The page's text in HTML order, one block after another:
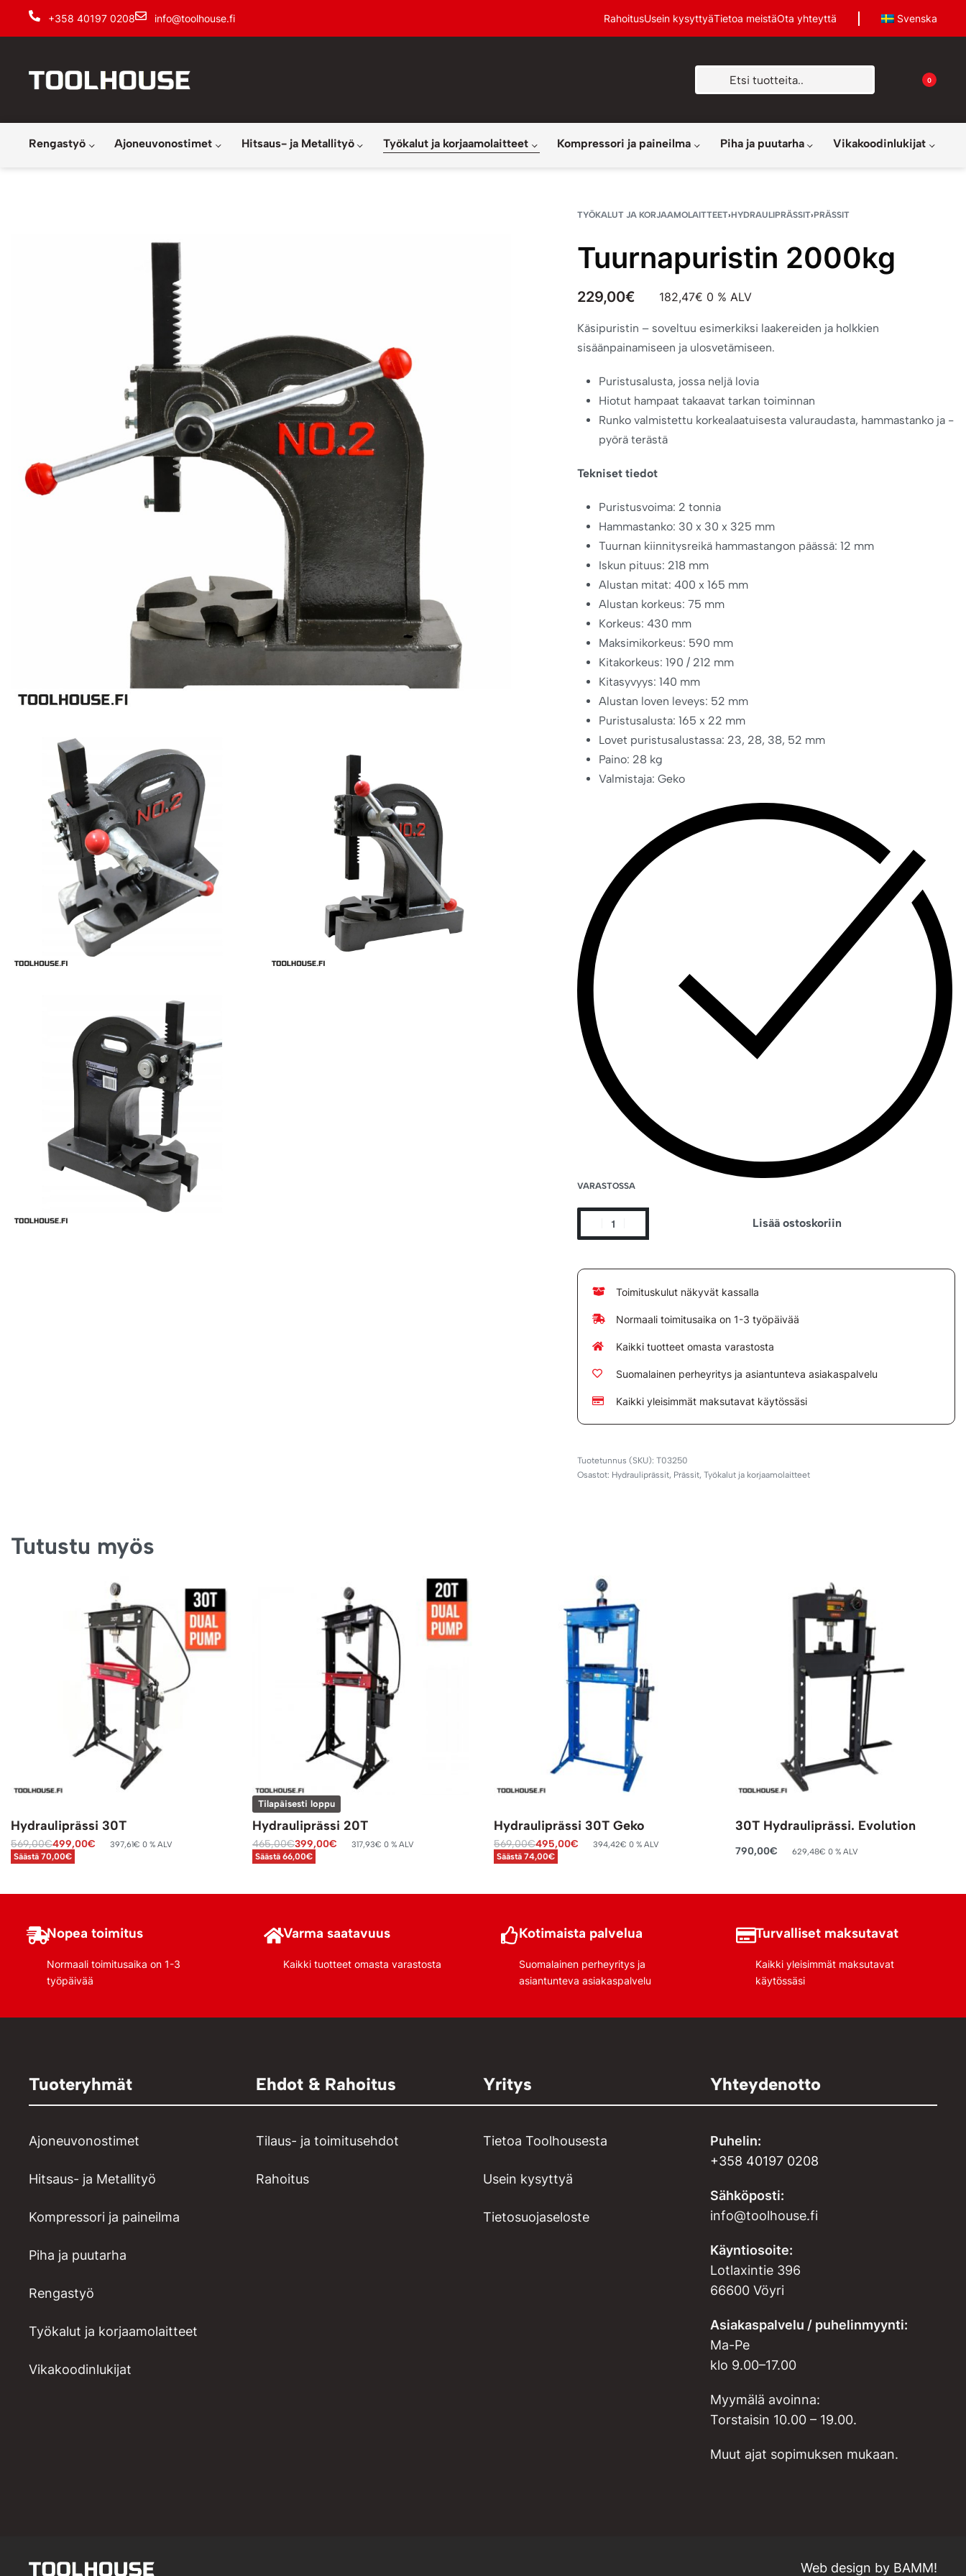
+358 40197 0208 info@toolhouse.fi RahoitusUsein kysyttyäTietoa meistäOta yhteyttä Svenska
0
Rengastyö Ajoneuvonostimet Hitsaus- ja Metallityö Työkalut ja korjaamolaitteet Kompressori ja paineilma Piha ja puutarha Vikakoodinlukijat
TYÖKALUT JA KORJAAMOLAITTEET›HYDRAULIPRÄSSIT›PRÄSSIT
Tuurnapuristin 2000kg
229,00€ 182,47€ 0 % ALV
Käsipuristin – soveltuu esimerkiksi laakereiden ja holkkien
sisäänpainamiseen ja ulosvetämiseen.
Puristusalusta, jossa neljä lovia
Hiotut hampaat takaavat tarkan toiminnan
Runko valmistettu korkealaatuisesta valuraudasta, hammastanko ja -
pyörä terästä
Tekniset tiedot
Puristusvoima: 2 tonnia
Hammastanko: 30 x 30 x 325 mm
Tuurnan kiinnitysreikä hammastangon päässä: 12 mm
Iskun pituus: 218 mm
Alustan mitat: 400 x 165 mm
Alustan korkeus: 75 mm
Korkeus: 430 mm
Maksimikorkeus: 590 mm
Kitakorkeus: 190 / 212 mm
Kitasyvyys: 140 mm
Alustan loven leveys: 52 mm
Puristusalusta: 165 x 22 mm
Lovet puristusalustassa: 23, 28, 38, 52 mm
Paino: 28 kg
Valmistaja: Geko
VARASTOSSA
Lisää ostoskoriin
Toimituskulut näkyvät kassalla
Normaali toimitusaika on 1-3 työpäivää
Kaikki tuotteet omasta varastosta
Suomalainen perheyritys ja asiantunteva asiakaspalvelu
Kaikki yleisimmät maksutavat käytössäsi
T03250
Osastot: Hydrauliprässit, Prässit,Työkalut ja korjaamolaitteet
Tutustu myös
Hydrauliprässi 30T
569,00€499,00€ 397,61€ 0 % ALV
Säästä 70,00€
Lisää ostoskoriin
Tilapäisesti loppu
Hydrauliprässi 20T
465,00€399,00€ 317,93€ 0 % ALV
Säästä 66,00€
Lue lisää
Hydrauliprässi 30T Geko
569,00€495,00€ 394,42€ 0 % ALV
Säästä 74,00€
Lisää ostoskoriin
30T Hydrauliprässi. Evolution
790,00€ 629,48€ 0 % ALV
Nopea toimitus
Normaali toimitusaika on 1-3
työpäivää
Varma saatavuus
Kaikki tuotteet omasta varastosta
Kotimaista palvelua
Suomalainen perheyritys ja
asiantunteva asiakaspalvelu
Turvalliset maksutavat
Kaikki yleisimmät maksutavat
käytössäsi
Tuoteryhmät
Ajoneuvonostimet
Hitsaus- ja Metallityö
Kompressori ja paineilma
Piha ja puutarha
Rengastyö
Työkalut ja korjaamolaitteet
Vikakoodinlukijat
Ehdot & Rahoitus
Tilaus- ja toimitusehdot
Rahoitus
Yritys
Tietoa Toolhousesta
Usein kysyttyä
Tietosuojaseloste
Yhteydenotto
Puhelin:
+358 40197 0208
Sähköposti:
info@toolhouse.fi
Käyntiosoite:
Lotlaxintie 396
66600 Vöyri
Asiakaspalvelu / puhelinmyynti:
Ma-Pe
klo 9.00–17.00
Myymälä avoinna:
Torstaisin 10.00 – 19.00.
Muut ajat sopimuksen mukaan.
Web design by BAMM!